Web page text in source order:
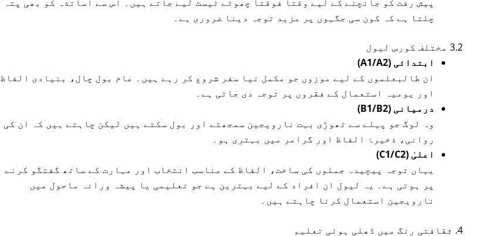
چلتا ہے کہ کون سی جگہوں پر مزید توجہ دینا ضروری ہے۔
3.2 مختلف کورس لیول
ابتدائی (A1/A2)
ان طالبعلموں کے لیے موزوں جو مکمل نیا سفر شروع کر رہے ہیں۔ عام بول چال، بنیادی الفاظ
اور یومیہ استعمال کے فقروں پر توجہ دی جاتی ہے۔
درمیانی (B1/B2)
وہ لوگ جو پہلے سے تھوڑی بہت نارویجین سمجھتے اور بول سکتے ہیں لیکن چاہتے ہیں کہ ان کی
روانی، ذخیرۂ الفاظ اور گرامر میں بہتری ہو۔
اعلیٰ (C1/C2)
یہاں توجہ پیچیدہ جملوں کی ساخت، الفاظ کے مناسب انتخاب اور مہارت کے ساتھ گفتگو کرنے
پر ہوتی ہے۔ یہ لیول ان افراد کے لیے بہترین ہے جو تعلیمی یا پیشہ ورانہ ماحول میں
نارویجین استعمال کرنا چاہتے ہیں۔
4. ثقافتی رنگ میں ڈھلی ہوئی تعلیم